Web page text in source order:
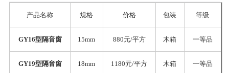
产品名称 规格 价格 包装 等级
GY16型隔音窗 15mm 880元/平方 木箱 一等品
GY19型隔音窗 18mm 1180元/平方 木箱 一等品